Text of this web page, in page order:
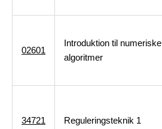
02601
Introduktion til numeriske
algoritmer
34721 Reguleringsteknik 1